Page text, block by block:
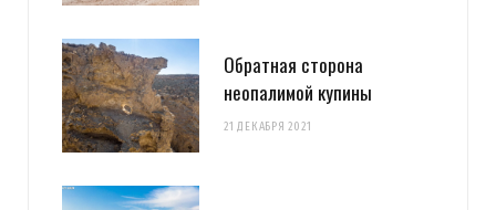
Обратная сторона
неопалимой купины
21 ДЕКАБРЯ 2021